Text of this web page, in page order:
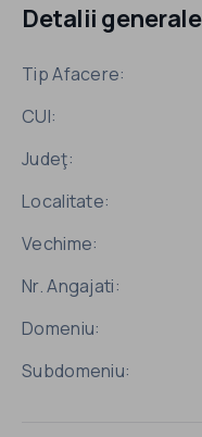
Detalii generale
Tip Afacere:
CUI:
Judeţ:
Localitate:
Vechime:
Nr. Angajati:
Domeniu:
Subdomeniu: